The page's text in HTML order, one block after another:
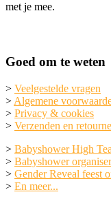
met je mee.
Goed om te weten
> Veelgestelde vragen
> Algemene
> Privacy & cookies
> Verzenden en
> Babyshower High Tea
> Babyshower
> Gender Reveal feest
> En meer...